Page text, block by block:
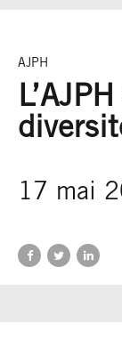
AJPH
17 mai